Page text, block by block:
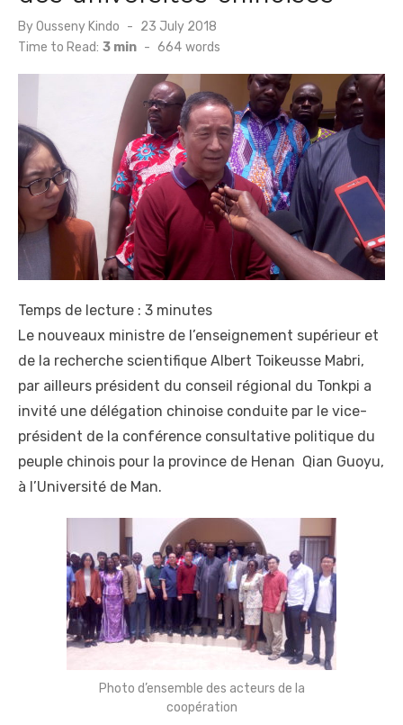
ByOusseny Kindo
Posted
23 July 2018
Time to Read: 3 min - 664 words
Temps de lecture : 3 minutes
Le nouveaux ministre de l’enseignement supérieur et
de la recherche scientifique Albert Toikeusse Mabri,
par ailleurs président du conseil régional du Tonkpi a
invité une délégation chinoise conduite par le vice-
président de la conférence consultative politique du
peuple chinois pour la province de Henan Qian Guoyu,
à l’Université de Man.
Photo d’ensemble des acteurs de la
coopération